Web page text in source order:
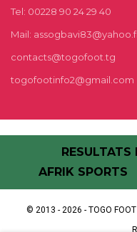
Tel: 00228 90 24 29 40
Mail:
contacts@togofoot.tg
togofootinfo2@gmail.com
RESULTATS
AFRIK SPORTS
© 2013 - 2026 - TOGO